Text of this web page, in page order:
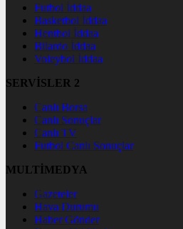
Futbol İddaa
Basketbol İddaa
Hentbol İddaa
Bilardo İddaa
Voleybol İddaa
SERVİSLER 2
Canlı Borsa
Canlı Sonuçlar
Canlı TV
Futbol Canlı Sonuçlar
MULTİMEDYA
Gazeteler
Hava Durumu
Haber Gönder